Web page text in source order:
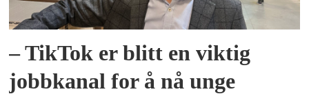
– TikTok er blitt en viktig
jobbkanal for å nå unge